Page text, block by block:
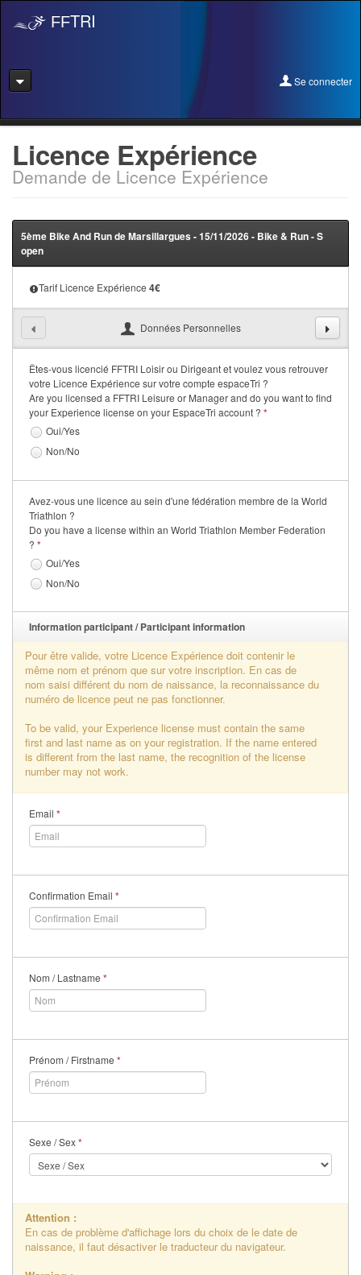
FFTRI
Se connecter
Se licencier
Pass Rentrée Bougez/Club
Devenir organisateur
Se former
FAQ
Nous Contacter
Licence Expérience
Demande de Licence Expérience
5ème Bike And Run de Marsillargues - 15/11/2026 - Bike & Run - S
open
Tarif Licence Expérience 4€
Données Personnelles
Êtes-vous licencié FFTRI Loisir ou Dirigeant et voulez vous retrouver
votre Licence Expérience sur votre compte espaceTri ?
Are you licensed a FFTRI Leisure or Manager and do you want to find
your Experience license on your EspaceTri account ? *
Oui/Yes
Non/No
Avez-vous une licence au sein d'une fédération membre de la World
Triathlon ?
Do you have a license within an World Triathlon Member Federation
? *
Oui/Yes
Non/No
Information participant / Participant information
Pour être valide, votre Licence Expérience doit contenir le
même nom et prénom que sur votre inscription. En cas de
nom saisi différent du nom de naissance, la reconnaissance du
numéro de licence peut ne pas fonctionner.
To be valid, your Experience license must contain the same
first and last name as on your registration. If the name entered
is different from the last name, the recognition of the license
number may not work.
Email *
Confirmation Email *
Nom / Lastname *
Prénom / Firstname *
Sexe / Sex*
Attention :
En cas de problème d'affichage lors du choix de le date de
naissance, il faut désactiver le traducteur du navigateur.